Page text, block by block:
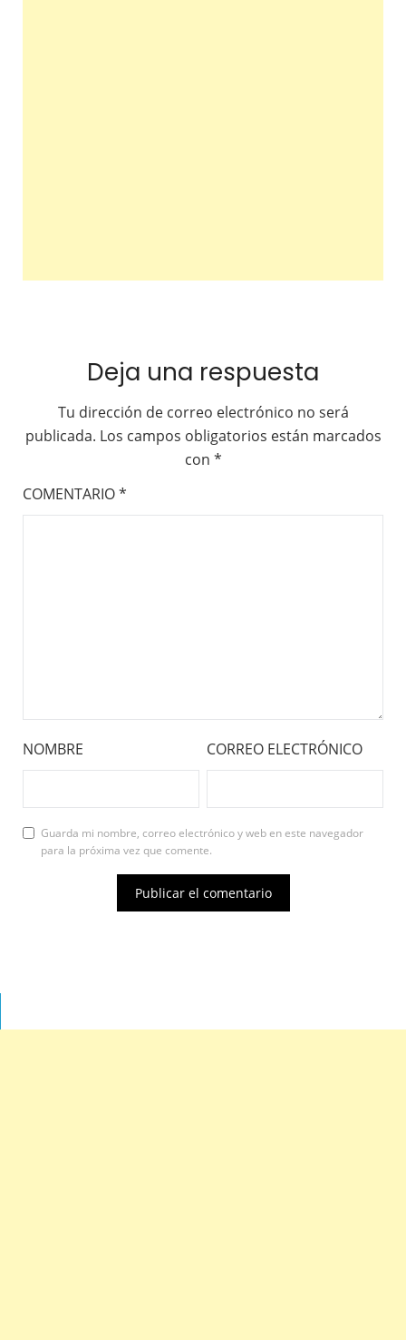
Deja una respuesta
Tu dirección de correo electrónico no será
publicada. Los campos obligatorios están marcados
con *
COMENTARIO*
NOMBRE CORREO ELECTRÓNICO
Guarda mi nombre, correo electrónico y web en este navegador
para la próxima vez que comente.